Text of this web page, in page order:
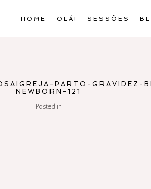
HOME OLÁ! SESSÕES
PARTO-GRAVIDEZ-
NEWBORN-121
Posted in